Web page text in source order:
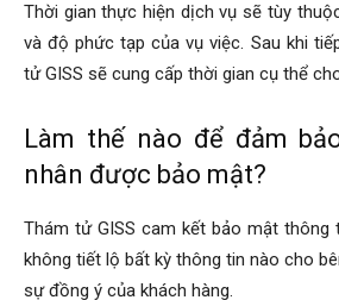
Thời gian thực hiện dịch vụ sẽ tùy
và độ phức tạp của vụ việc. Sau khi
tử GISS sẽ cung cấp thời gian cụ thể
Làm thế nào để đảm
nhân được bảo mật?
Thám tử GISS cam kết bảo mật thông
không tiết lộ bất kỳ thông tin nào cho
sự đồng ý của khách hàng.